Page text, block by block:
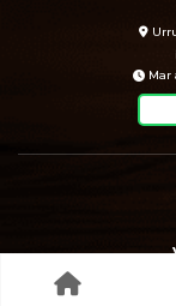
Mar